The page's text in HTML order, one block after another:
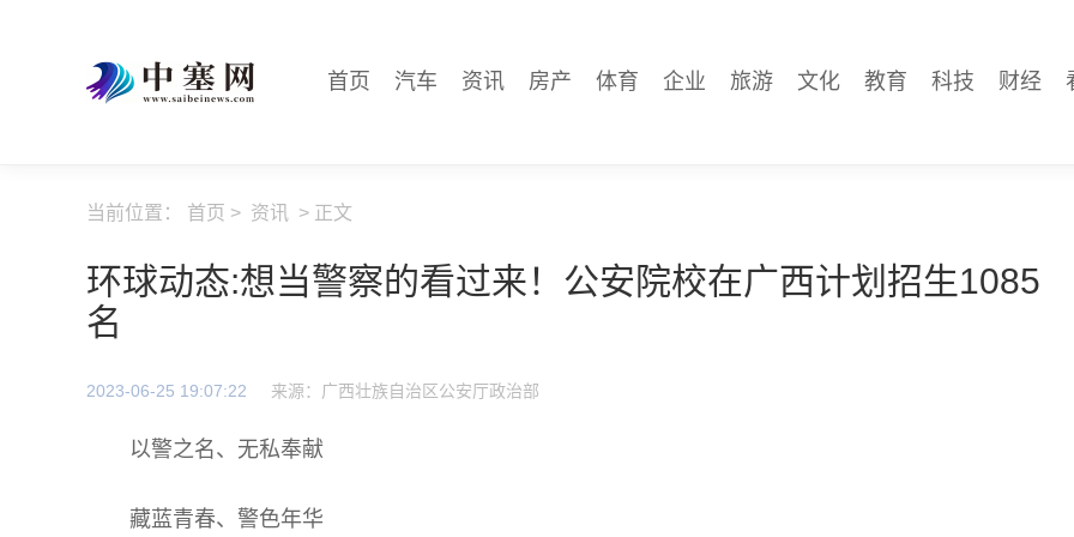
首页 汽车 资讯 房产 体育 企业 旅游 文化 教育 科技 财经
当前位置： 首页 > 资讯 > 正文
环球动态:想当警察的看过来！公安院校在广西计划招生1085
名
2023-06-25 19:07:22 来源：广西壮族自治区公安厅政治部
以警之名、无私奉献
藏蓝青春、警色年华